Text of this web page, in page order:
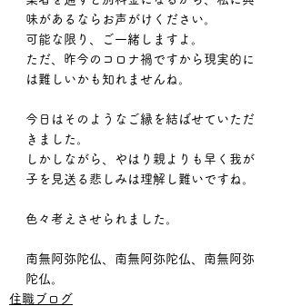
味があるならお声がけください。
可能な限り、ご一緒しますよ。
ただ、昨今のコロナ禍ですから現実的に
は難しいかも知れませんね。
今日はそのようなご縁を結ばせていただ
きました。
しかしながら、やはり親よりも早く我が
子を見送る悲しみは理解し難いですね。
色々考えさせられました。
南無阿弥陀仏、南無阿弥陀仏、南無阿弥
陀仏。
住職ブログ